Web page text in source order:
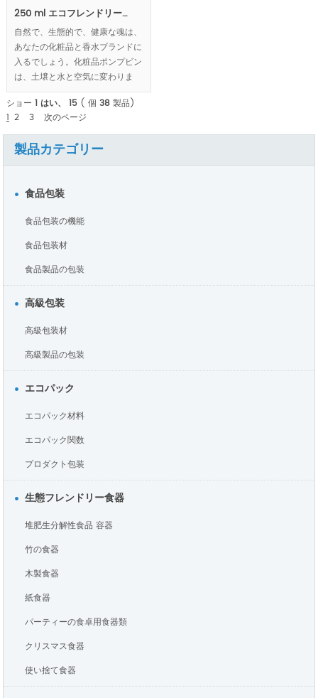
250 ml エコフレンドリー…
自然で、生態的で、健康な魂は、
あなたの化粧品と香水ブランドに
入るでしょう。化粧品ポンプビン
は、土壌と水と空気に変わりま
す.
ショー 1 はい、 15( 個 38製品)
1
2 3 次のページ
製品カテゴリー
食品包装
食品包装の機能
食品包装材
食品製品の包装
高級包装
高級包装材
高級製品の包装
エコパック
エコパック材料
エコパック関数
プロダクト包装
生態フレンドリー食器
堆肥生分解性食品 容器
竹の食器
木製食器
紙食器
パーティーの食卓用食器類
クリスマス食器
使い捨て食器